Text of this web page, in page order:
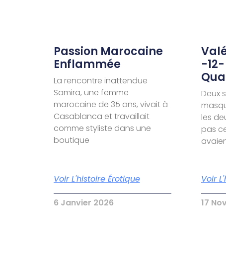
Passion Marocaine
Enflammée
La rencontre inattendue
Samira, une femme
marocaine de 35 ans, vivait à
Casablanca et travaillait
comme styliste dans une
boutique
Voir L'histoire Érotique
6 Janvier 2026
-
Deux
les
pas
Voir
17